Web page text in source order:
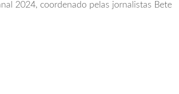
2024, coordenado pelas jornalistas Bete